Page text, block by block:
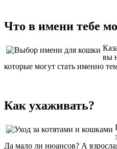
Что в имени тебе
вы
которые могут стать именно
Как ухаживать?
Да мало ли нюансов? А